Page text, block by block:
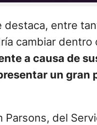
destaca, entre
cambiar
a causa de
un gran
Parsons, del